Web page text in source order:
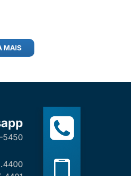
MAIS
5450